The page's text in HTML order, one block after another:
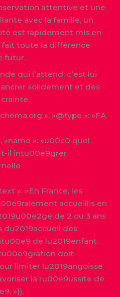
attentive et une
avec la famille, un
est rapidement mis en
toute la différence
futur.
qui l’attend, c’est lui
solidement et des
», »@type »: »FA
»name »: »u00c0 quel
il intu00e9grer
»: »En France, les
accueillis en
de 2 ou 3 ans
du2019accueil des
de lu2019enfant.
doit
limiter lu2019angoisse
la ru00e9ussite de
»}},